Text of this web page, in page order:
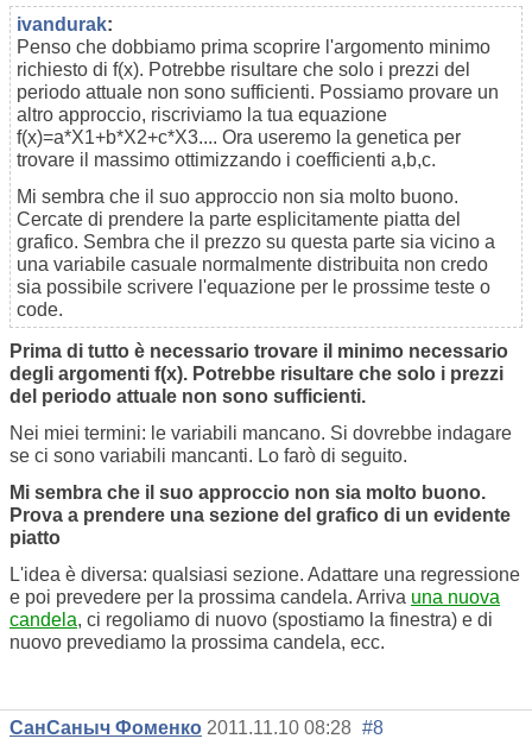
ivandurak:
Penso che dobbiamo prima scoprire l'argomento minimo
richiesto di f(x). Potrebbe risultare che solo i prezzi del
periodo attuale non sono sufficienti. Possiamo provare un
altro approccio, riscriviamo la tua equazione
f(x)=a*X1+b*X2+c*X3.... Ora useremo la genetica per
trovare il massimo ottimizzando i coefficienti a,b,c.
Mi sembra che il suo approccio non sia molto buono.
Cercate di prendere la parte esplicitamente piatta del
grafico. Sembra che il prezzo su questa parte sia vicino a
una variabile casuale normalmente distribuita non credo
sia possibile scrivere l'equazione per le prossime teste o
code.
Prima di tutto è necessario trovare il minimo necessario
degli argomenti f(x). Potrebbe risultare che solo i prezzi
del periodo attuale non sono sufficienti.
Nei miei termini: le variabili mancano. Si dovrebbe indagare
se ci sono variabili mancanti. Lo farò di seguito.
Mi sembra che il suo approccio non sia molto buono.
Prova a prendere una sezione del grafico di un evidente
piatto
L'idea è diversa: qualsiasi sezione. Adattare una regressione
e poi prevedere per la prossima candela. Arriva una nuova
candela, ci regoliamo di nuovo (spostiamo la finestra) e di
nuovo prevediamo la prossima candela, ecc.
СанСаныч Фоменко 2011.11.10 08:28 #8